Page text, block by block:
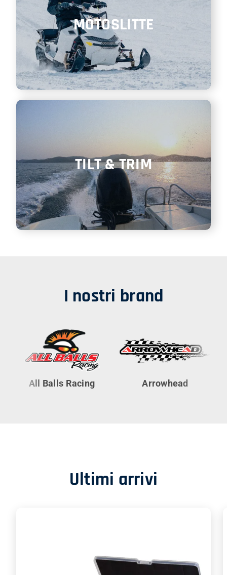
MOTOSLITTE
TILT & TRIM
I nostri brand
All Balls Racing Arrowhead
Ultimi arrivi